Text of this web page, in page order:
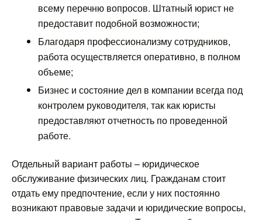
всему перечню вопросов. Штатный юрист не
предоставит подобной возможности;
Благодаря профессионализму сотрудников,
работа осуществляется оперативно, в полном
объеме;
Бизнес и состояние дел в компании всегда под
контролем руководителя, так как юристы
предоставляют отчетность по проведенной
работе.
Отдельный вариант работы – юридическое
обслуживание физических лиц. Гражданам стоит
отдать ему предпочтение, если у них постоянно
возникают правовые задачи и юридические вопросы,